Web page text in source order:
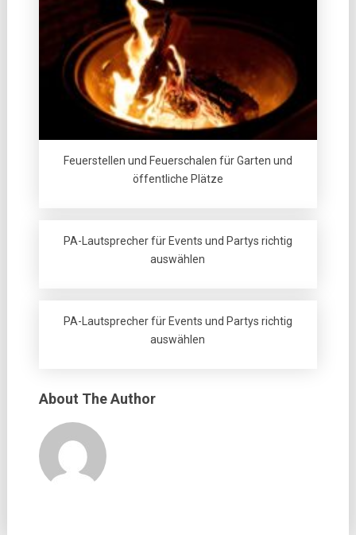
Feuerstellen und Feuerschalen für Garten und
öffentliche Plätze
PA-Lautsprecher für Events und Partys richtig
auswählen
PA-Lautsprecher für Events und Partys richtig
auswählen
About The Author